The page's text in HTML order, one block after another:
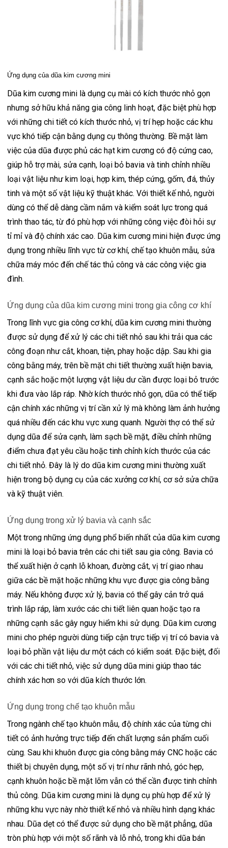
Ứng dụng của dũa kim cương mini
Dũa kim cương mini là dụng cụ mài có kích thước nhỏ gọn
nhưng sở hữu khả năng gia công linh hoạt, đặc biệt phù hợp
với những chi tiết có kích thước nhỏ, vị trí hẹp hoặc các khu
vực khó tiếp cận bằng dụng cụ thông thường. Bề mặt làm
việc của dũa được phủ các hạt kim cương có độ cứng cao,
giúp hỗ trợ mài, sửa cạnh, loại bỏ bavia và tinh chỉnh nhiều
loại vật liệu như kim loại, hợp kim, thép cứng, gốm, đá, thủy
tinh và một số vật liệu kỹ thuật khác. Với thiết kế nhỏ, người
dùng có thể dễ dàng cầm nắm và kiểm soát lực trong quá
trình thao tác, từ đó phù hợp với những công việc đòi hỏi sự
tỉ mỉ và độ chính xác cao. Dũa kim cương mini hiện được ứng
dụng trong nhiều lĩnh vực từ cơ khí, chế tạo khuôn mẫu, sửa
chữa máy móc đến chế tác thủ công và các công việc gia
đình.
Ứng dụng của dũa kim cương mini trong gia công cơ khí
Trong lĩnh vực gia công cơ khí, dũa kim cương mini thường
được sử dụng để xử lý các chi tiết nhỏ sau khi trải qua các
công đoạn như cắt, khoan, tiện, phay hoặc dập. Sau khi gia
công bằng máy, trên bề mặt chi tiết thường xuất hiện bavia,
cạnh sắc hoặc một lượng vật liệu dư cần được loại bỏ trước
khi đưa vào lắp ráp. Nhờ kích thước nhỏ gọn, dũa có thể tiếp
cận chính xác những vị trí cần xử lý mà không làm ảnh hưởng
quá nhiều đến các khu vực xung quanh. Người thợ có thể sử
dụng dũa để sửa cạnh, làm sạch bề mặt, điều chỉnh những
điểm chưa đạt yêu cầu hoặc tinh chỉnh kích thước của các
chi tiết nhỏ. Đây là lý do dũa kim cương mini thường xuất
hiện trong bộ dụng cụ của các xưởng cơ khí, cơ sở sửa chữa
và kỹ thuật viên.
Ứng dụng trong xử lý bavia và cạnh sắc
Một trong những ứng dụng phổ biến nhất của dũa kim cương
mini là loại bỏ bavia trên các chi tiết sau gia công. Bavia có
thể xuất hiện ở cạnh lỗ khoan, đường cắt, vị trí giao nhau
giữa các bề mặt hoặc những khu vực được gia công bằng
máy. Nếu không được xử lý, bavia có thể gây cản trở quá
trình lắp ráp, làm xước các chi tiết liên quan hoặc tạo ra
những cạnh sắc gây nguy hiểm khi sử dụng. Dũa kim cương
mini cho phép người dùng tiếp cận trực tiếp vị trí có bavia và
loại bỏ phần vật liệu dư một cách có kiểm soát. Đặc biệt, đối
với các chi tiết nhỏ, việc sử dụng dũa mini giúp thao tác
chính xác hơn so với dũa kích thước lớn.
Ứng dụng trong chế tạo khuôn mẫu
Trong ngành chế tạo khuôn mẫu, độ chính xác của từng chi
tiết có ảnh hưởng trực tiếp đến chất lượng sản phẩm cuối
cùng. Sau khi khuôn được gia công bằng máy CNC hoặc các
thiết bị chuyên dụng, một số vị trí như rãnh nhỏ, góc hẹp,
cạnh khuôn hoặc bề mặt lõm vẫn có thể cần được tinh chỉnh
thủ công. Dũa kim cương mini là dụng cụ phù hợp để xử lý
những khu vực này nhờ thiết kế nhỏ và nhiều hình dạng khác
nhau. Dũa dẹt có thể được sử dụng cho bề mặt phẳng, dũa
tròn phù hợp với một số rãnh và lỗ nhỏ, trong khi dũa bán